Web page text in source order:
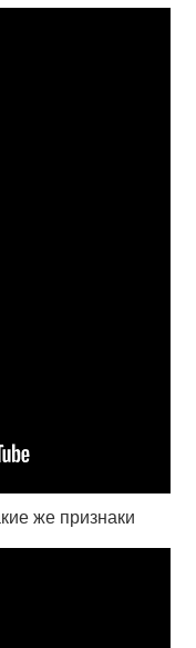
же признаки